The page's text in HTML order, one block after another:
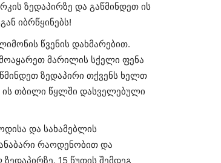
ზედაპირზე და გაწმინდეთ ის
იბრწყინებს!
წვენის დახმარებით.
მარილის სქელი ფენა
ზედაპირი თქვენს ხელთ
თბილი წყლში დასველებული
და სახამებლის
რაოდენობით და
15 წუთის შემდეგ